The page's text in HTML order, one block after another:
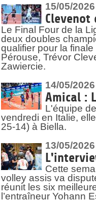
15/05/2026
Le Final Four de la
deux doubles
qualifier pour la
Pérouse, Trévor
Zawiercie.
14/05/2026
Amical :
L'équipe
vendredi en Italie,
25-14) à Biella.
13/05/2026
Cette
volley assis va
réunit les six
l’entraîneur Yohann